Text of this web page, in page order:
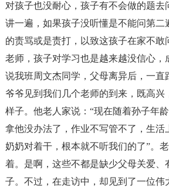
对孩子也没耐心，孩子有不会做的题去
讲一遍，如果孩子没听懂是不能问第二
的责骂或是责打，以致这孩子在家不敢
老师，孩子对学习也是越来越没信心，
说我班周文杰同学，父母离异后，一直
爷爷见到我们几个老师的到来，既高兴
样子。他老人家说：“现在随着孙子年
拿他没办法了，作业不写管不了，生活
奶奶对着干，根本就不听我们的了”。
着。是啊，这些不都是缺少父母关爱、
子。不过，在走访中，却见到了一位伟